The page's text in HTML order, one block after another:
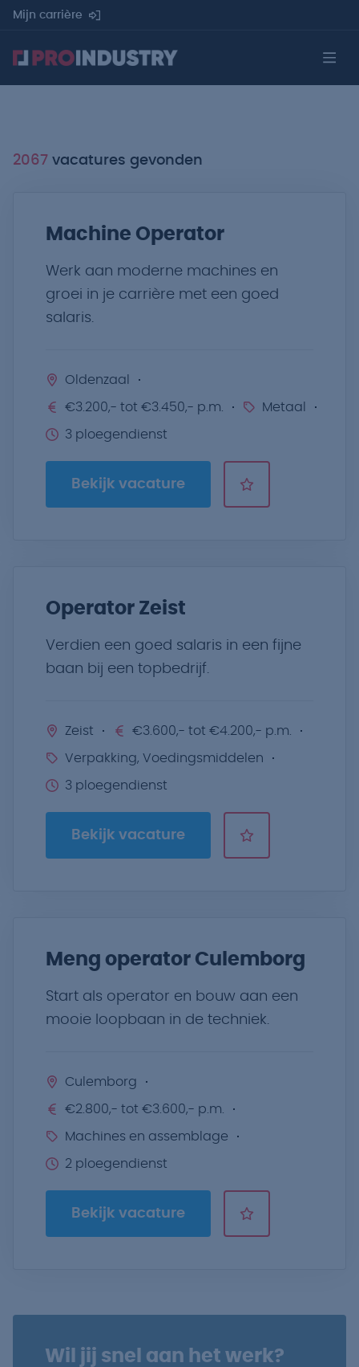
Mijn carrière
2067 vacatures gevonden
Machine Operator
Werk aan moderne machines en
groei in je carrière met een goed
salaris.
Oldenzaal
€3.200,- tot €3.450,- p.m. Metaal
3 ploegendienst
Bekijk vacature
Operator Zeist
Verdien een goed salaris in een fijne
baan bij een topbedrijf.
Zeist €3.600,- tot €4.200,- p.m.
Verpakking, Voedingsmiddelen
3 ploegendienst
Bekijk vacature
Meng operator Culemborg
Start als operator en bouw aan een
mooie loopbaan in de techniek.
Culemborg
€2.800,- tot €3.600,- p.m.
Machines en assemblage
2 ploegendienst
Bekijk vacature
Wil jij snel aan het werk?